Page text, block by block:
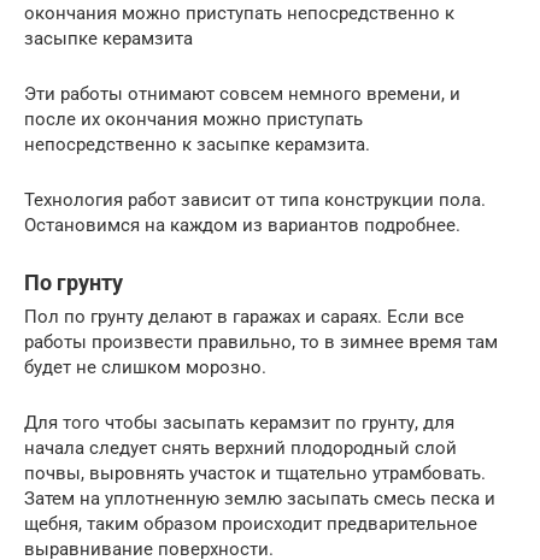
окончания можно приступать непосредственно к
засыпке керамзита
Эти работы отнимают совсем немного времени, и
после их окончания можно приступать
непосредственно к засыпке керамзита.
Технология работ зависит от типа конструкции пола.
Остановимся на каждом из вариантов подробнее.
По грунту
Пол по грунту делают в гаражах и сараях. Если все
работы произвести правильно, то в зимнее время там
будет не слишком морозно.
Для того чтобы засыпать керамзит по грунту, для
начала следует снять верхний плодородный слой
почвы, выровнять участок и тщательно утрамбовать.
Затем на уплотненную землю засыпать смесь песка и
щебня, таким образом происходит предварительное
выравнивание поверхности.